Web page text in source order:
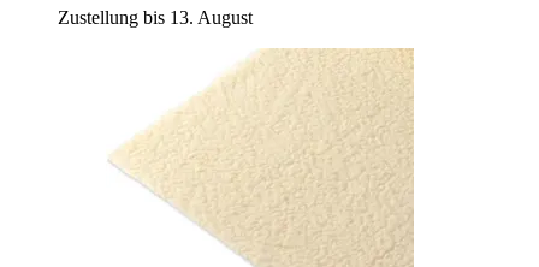
Zustellung bis 13. August